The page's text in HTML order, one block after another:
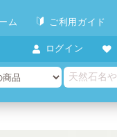
ム ご利用ガイド
ログイン